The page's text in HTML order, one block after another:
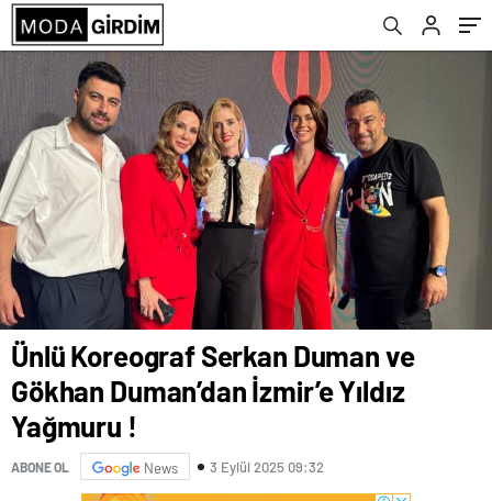
Ünlü Koreograf Serkan Duman ve
Gökhan Duman’dan İzmir’e Yıldız
Yağmuru !
ABONE OL News 3 Eylül 2025 09:32